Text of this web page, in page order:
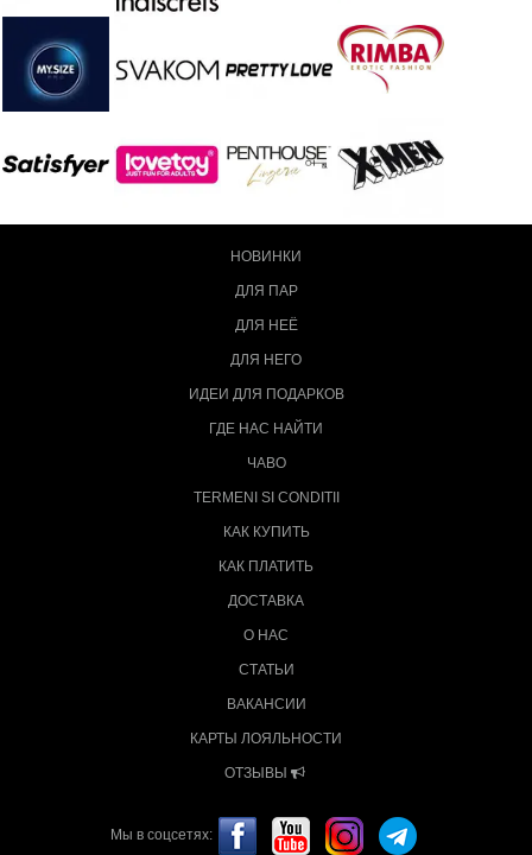
НОВИНКИ
ДЛЯ ПАР
ДЛЯ НЕЁ
ДЛЯ НЕГО
ИДЕИ ДЛЯ ПОДАРКОВ
ГДЕ НАС НАЙТИ
ЧАВО
TERMENI SI CONDITII
КАК КУПИТЬ
КАК ПЛАТИТЬ
ДОСТАВКА
О НАС
СТАТЬИ
ВАКАНСИИ
КАРТЫ ЛОЯЛЬНОСТИ
ОТЗЫВЫ
Мы в соцсетях: